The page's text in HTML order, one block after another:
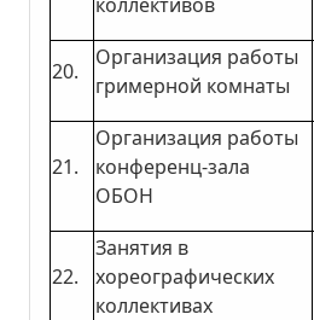
20.
Организация работы
гримерной комнаты
21.
Организация работы
конференц-зала
ОБОН
22.
Занятия в
хореографических
коллективах